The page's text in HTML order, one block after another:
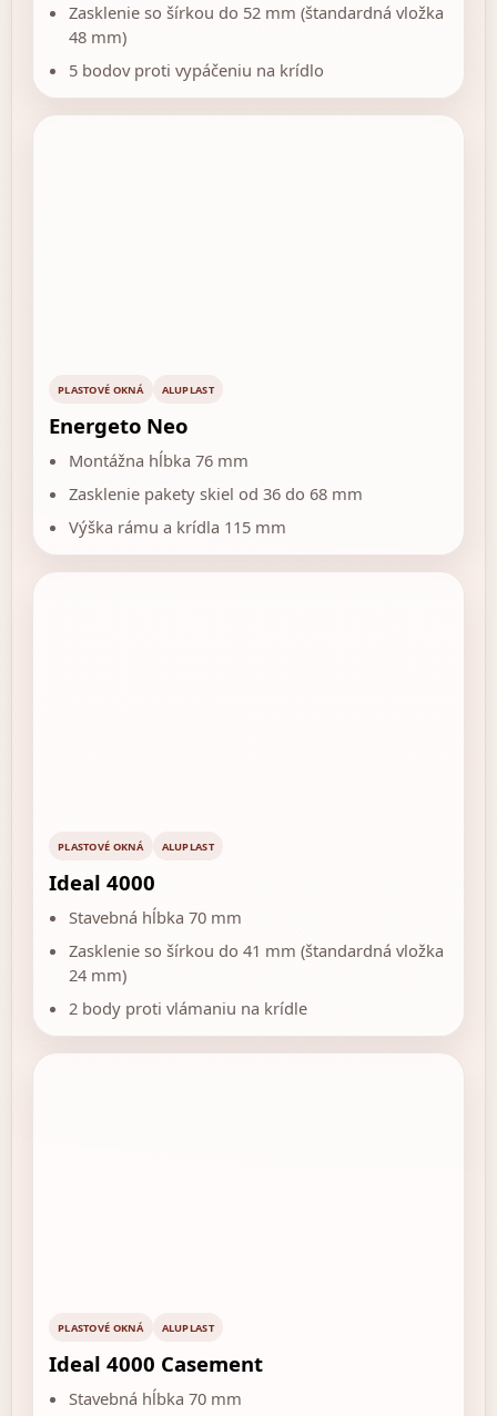
Zasklenie so šírkou do 52 mm (štandardná vložka
48 mm)
5 bodov proti vypáčeniu na krídlo
PLASTOVÉ OKNÁ ALUPLAST
Energeto Neo
Montážna hĺbka 76 mm
Zasklenie pakety skiel od 36 do 68 mm
Výška rámu a krídla 115 mm
PLASTOVÉ OKNÁ ALUPLAST
Ideal 4000
Stavebná hĺbka 70 mm
Zasklenie so šírkou do 41 mm (štandardná vložka
24 mm)
2 body proti vlámaniu na krídle
PLASTOVÉ OKNÁ ALUPLAST
Ideal 4000 Casement
Stavebná hĺbka 70 mm